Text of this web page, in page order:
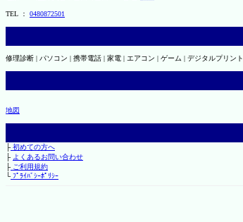
TEL ： 0480872501
修理診断 | パソコン | 携帯電話 | 家電 | エアコン | ゲーム | デジタルプリント
地図
├初めての方へ
├ よくあるお問い合わせ
├ご利用規約
└ﾌﾟﾗｲﾊﾞｼｰﾎﾟﾘｼｰ